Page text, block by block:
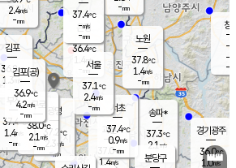
과천
37.0℃
1.4m/s
경기광주
36.0℃
1.0m/s
2.4m/s
-mm
창
-
-m/
-
김포
36.8℃
1.3 m/s
mm
광명
37.2 ℃
2.3 m/s
-mm
부천
37.4℃
1.4m/s
-mm
구로
38.0℃
2.1 m/s
-mm
은평
36.4℃
1.4 m/s
- mm
노원
37.8℃
1.4m/s
-mm
송파*
37.3℃
2.1 m/s
-mm
서초
37.4℃
0.9m/s
-mm
-mm
분당구
37.4℃
-m/s
-mm
김포(공)
36.9℃
4.2m/s
-mm
서울
37.1℃
2.4m/s
-mm